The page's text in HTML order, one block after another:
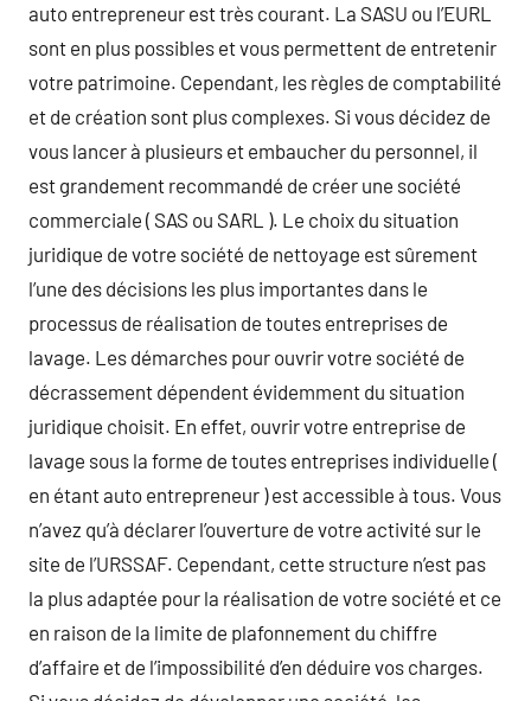
auto entrepreneur est très courant. La SASU ou l’EURL
sont en plus possibles et vous permettent de entretenir
votre patrimoine. Cependant, les règles de comptabilité
et de création sont plus complexes. Si vous décidez de
vous lancer à plusieurs et embaucher du personnel, il
est grandement recommandé de créer une société
commerciale ( SAS ou SARL ). Le choix du situation
juridique de votre société de nettoyage est sûrement
l’une des décisions les plus importantes dans le
processus de réalisation de toutes entreprises de
lavage. Les démarches pour ouvrir votre société de
décrassement dépendent évidemment du situation
juridique choisit. En effet, ouvrir votre entreprise de
lavage sous la forme de toutes entreprises individuelle (
en étant auto entrepreneur ) est accessible à tous. Vous
n’avez qu’à déclarer l’ouverture de votre activité sur le
site de l’URSSAF. Cependant, cette structure n’est pas
la plus adaptée pour la réalisation de votre société et ce
en raison de la limite de plafonnement du chiffre
d’affaire et de l’impossibilité d’en déduire vos charges.